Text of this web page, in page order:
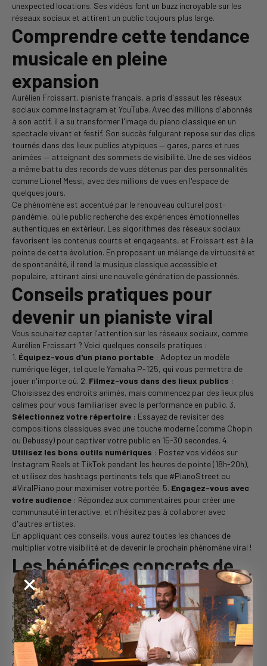
unexpected locations. Ses vidéos font un buzz incroyable sur les
réseaux sociaux et attirent un public toujours plus large.
Comprendre cette tendance
musicale en pleine
expansion
Aurélien Froissart, pianiste français, a pris d'assaut les réseaux
sociaux comme Instagram et YouTube. Avec des millions d'abonnés
à son actif, il a su transformer l'image du piano classique en un
spectacle vivant et festif. Son succès fulgurant repose sur des clips
tournés dans des lieux publics atypiques — gares, parcs et rues
animées — atteignant des sommets de visibilité. Une de ses vidéos
a même battu des records de vues détenus par des personnalités
comme Lionel Messi, avec des millions de vues en l'espace de
quelques jours.
Ce phénomène est accentué par le renouveau culturel post-
pandémie, où le public recherche des expériences émotionnelles
authentiques en extérieur. Les algorithmes des réseaux sociaux
favorisent les contenus courts et engageants, et Froissart est à la
pointe de cette évolution. En proposant un mélange de virtuosité et
de spontanéité, il rend la musique classique accessible et
populaire, attirant ainsi une nouvelle génération de passionnés.
Conseils pratiques pour
devenir un pianiste viral
Vous souhaitez capter l'attention sur les réseaux sociaux, comme
Aurélien Froissart ? Voici quelques conseils pratiques :
1. Équipez-vous d'un piano portable : Adoptez un modèle
numérique léger, tel que le Yamaha P-125, qui vous permettra de
jouer n'importe où. 2. Filmez-vous dans des lieux publics :
Choisissez des endroits animés, mais commencez par des lieux plus
calmes pour vous familiariser avec la performance en public. 3.
Sélectionnez votre répertoire : Essayez de revisiter des
compositions classiques avec une touche moderne (comme Chopin
ou Debussy) pour captiver votre public en 15-30 secondes. 4.
Utilisez les bons outils numériques : Postez vos vidéos sur
Instagram Reels et TikTok pendant les heures de pointe (18h-20h),
et utilisez des hashtags pertinents tels que #PianoStreet ou
#ViralPiano pour maximiser votre portée. 5. Engagez-vous avec
votre audience : Répondez aux commentaires pour créer une
communauté interactive, et n'hésitez pas à collaborer avec
d'autres artistes.
En appliquant ces conseils, vous aurez toutes les chances de
multiplier votre visibilité et de devenir le prochain phénomène viral !
Les bénéfices concrets de
ces nouvelles pratiques
S'inspirer des performances d'Aurélien Froissart peut avoir des
retombées significatives pour les musiciens, qu'ils soient amateurs
ou professionnels. Par exemple, certains pianistes émergents
constatent déjà une visibilité multipliée par 10 grâce à leurs projets
sur les réseaux sociaux. Cela peut mener à des opportunités
concrètes telles que des sponsors, des invitations à des